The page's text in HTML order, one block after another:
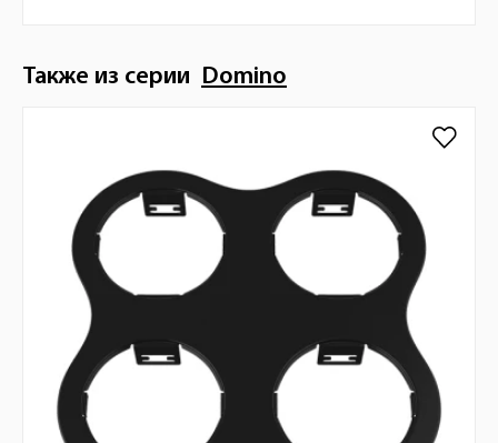
Также из серии Domino